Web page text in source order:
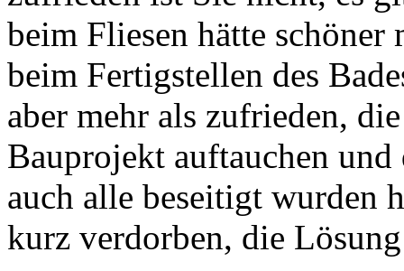
beim Fliesen hätte
beim Fertigstellen des
aber mehr als zufrieden,
Bauprojekt auftauchen
auch alle beseitigt wurden
kurz verdorben, die